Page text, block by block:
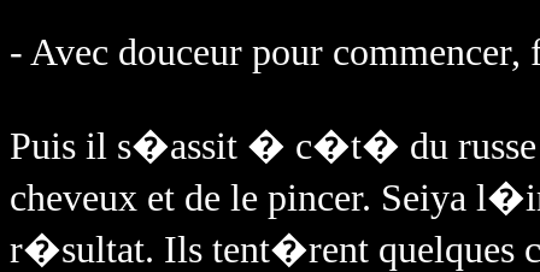
- Avec douceur pour commencer,
Puis il s�assit � c�t� du russe
cheveux et de le pincer. Seiya
r�sultat. Ils tent�rent quelques